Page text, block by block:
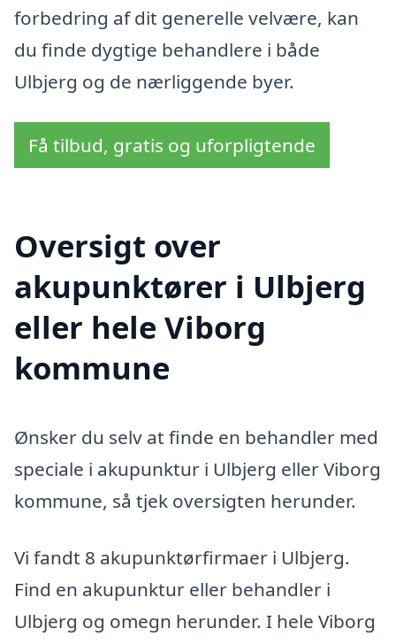
forbedring af dit generelle velvære, kan
du finde dygtige behandlere i både
Ulbjerg og de nærliggende byer.
Få tilbud, gratis og uforpligtende
Oversigt over
akupunktører i Ulbjerg
eller hele Viborg
kommune
Ønsker du selv at finde en behandler med
speciale i akupunktur i Ulbjerg eller Viborg
kommune, så tjek oversigten herunder.
Vi fandt 8 akupunktørfirmaer i Ulbjerg.
Find en akupunktur eller behandler i
Ulbjerg og omegn herunder. I hele Viborg